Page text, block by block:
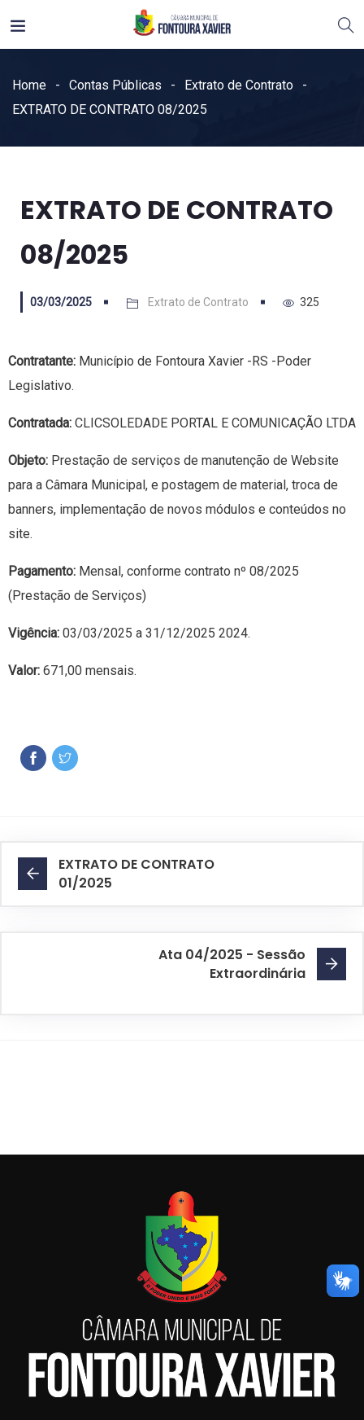
Home Contas Públicas
Extrato de Contrato
EXTRATO DE CONTRATO 08/2025
EXTRATO DE CONTRATO
08/2025
03/03/2025 Extrato de Contrato 325
Contratante: Município de Fontoura Xavier -RS -Poder
Legislativo.
Contratada: CLICSOLEDADE PORTAL E COMUNICAÇÃO LTDA
Objeto: Prestação de serviços de manutenção de Website
para a Câmara Municipal, e postagem de material, troca de
banners, implementação de novos módulos e conteúdos no
site.
Pagamento: Mensal, conforme contrato nº 08/2025
(Prestação de Serviços)
Vigência: 03/03/2025 a 31/12/2025 2024.
Valor: 671,00 mensais.
EXTRATO DE CONTRATO
01/2025
Ata 04/2025 - Sessão
Extraordinária